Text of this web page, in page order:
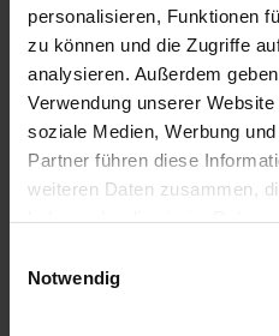
personalisieren, Funktionen
zu können und die Zugriffe
analysieren. Außerdem
Verwendung unserer
soziale Medien, Werbung
Partner führen diese
weiteren Daten zusammen,
Notwendig